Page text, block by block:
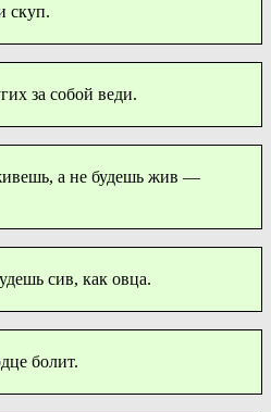
скуп.
за собой веди.
а не будешь жив —
сив, как овца.
болит.